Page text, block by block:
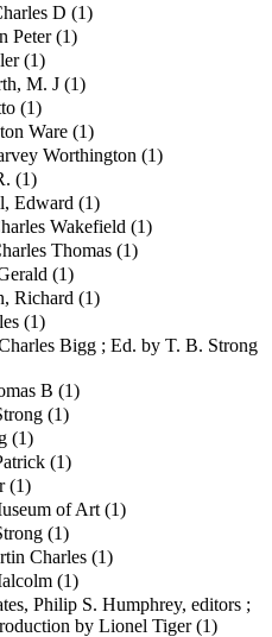
D (1)
Peter (1)
(1)
M. J (1)
(1)
Ware (1)
Worthington (1)
(1)
Edward (1)
Wakefield (1)
Thomas (1)
(1)
Richard (1)
(1)
Bigg ; Ed. by T. B. Strong
B (1)
(1)
(1)
(1)
(1)
of Art (1)
(1)
Charles (1)
(1)
Philip S. Humphrey, editors ;
by Lionel Tiger (1)